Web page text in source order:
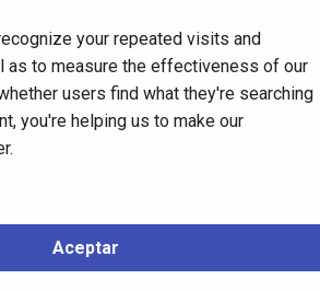
Us A Message
cookie settings
institution and prohibits illegal
your repeated visits and
as to measure the effectiveness of our
users find what they're searching
you're helping us to make our
Aceptar